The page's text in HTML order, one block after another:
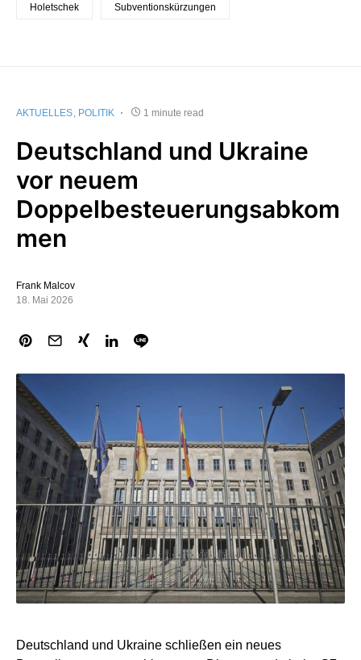
Holetschek Subventionskürzungen
AKTUELLES POLITIK 1 minute read
Deutschland und Ukraine
vor neuem
Doppelbesteuerungsabkom
men
Frank Malcov
18. Mai 2026
Deutschland und Ukraine schließen ein neues